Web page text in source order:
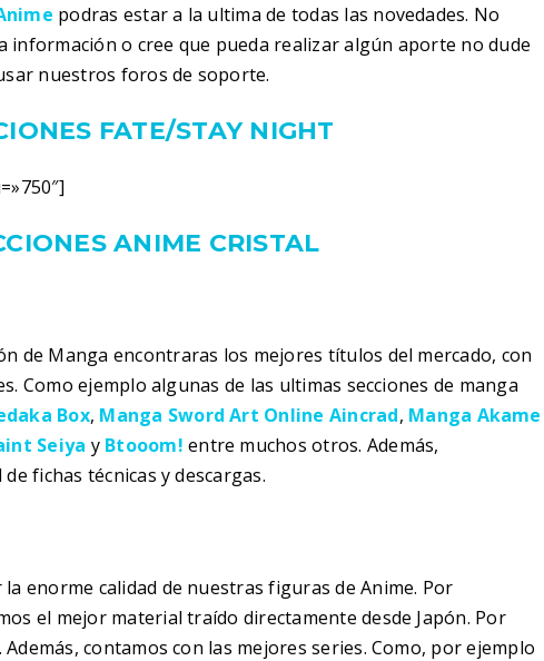
podras estar a la ultima de todas las novedades. No
información o cree que pueda realizar algún aporte no dude
nuestros foros de soporte.
FATE/STAY NIGHT
ANIME CRISTAL
de Manga encontraras los mejores títulos del mercado, con
Como ejemplo algunas de las ultimas secciones de manga
Box, Manga Sword Art Online Aincrad, Manga Akame
Seiya y Btooom! entre muchos otros. Además,
fichas técnicas y descargas.
enorme calidad de nuestras figuras de Anime. Por
el mejor material traído directamente desde Japón. Por
contamos con las mejores series. Como, por ejemplo